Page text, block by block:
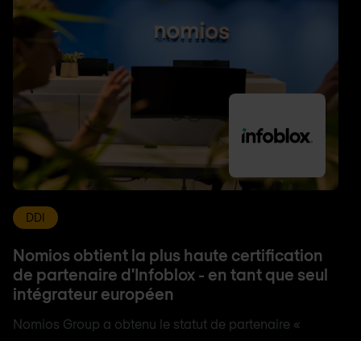
DDI
Nomios obtient la plus haute certification
de partenaire d'Infoblox - en tant que seul
intégrateur européen
Nomios Group a obtenu le statut de partenaire «